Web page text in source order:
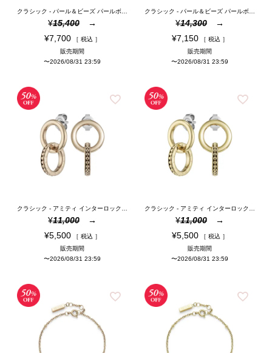
¥15,400
¥7,700
税込
販売期間
〜2026/08/31 23:59
¥14,300
¥7,150
税込
販売期間
〜2026/08/31 23:59
¥11,000
¥5,500
税込
販売期間
〜2026/08/31 23:59
¥11,000
¥5,500
税込
販売期間
〜2026/08/31 23:59